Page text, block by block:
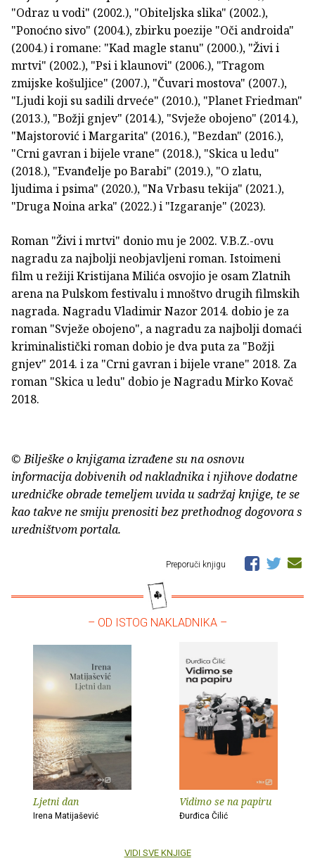
"Odraz u vodi" (2002.), "Obiteljska slika" (2002.),
"Ponoćno sivo" (2004.), zbirku poezije "Oči androida"
(2004.) i romane: "Kad magle stanu" (2000.), "Živi i
mrtvi" (2002.), "Psi i klaunovi" (2006.), "Tragom
zmijske košuljice" (2007.), "Čuvari mostova" (2007.),
"Ljudi koji su sadili drveće" (2010.), "Planet Friedman"
(2013.), "Božji gnjev" (2014.), "Svježe obojeno" (2014.),
"Majstorović i Margarita" (2016.), "Bezdan" (2016.),
"Crni gavran i bijele vrane" (2018.), "Skica u ledu"
(2018.), "Evanđelje po Barabi" (2019.), "O zlatu,
ljudima i psima" (2020.), "Na Vrbasu tekija" (2021.),
"Druga Noina arka" (2022.) i "Izgaranje" (2023).
Roman "Živi i mrtvi" donio mu je 2002. V.B.Z.-ovu
nagradu za najbolji neobjavljeni roman. Istoimeni
film u režiji Kristijana Milića osvojio je osam Zlatnih
arena na Pulskom festivalu i mnoštvo drugih filmskih
nagrada. Nagradu Vladimir Nazor 2014. dobio je za
roman "Svježe obojeno", a nagradu za najbolji domaći
kriminalistički roman dobio je dva puta za "Božji
gnjev" 2014. i za "Crni gavran i bijele vrane" 2018. Za
roman "Skica u ledu" dobio je Nagradu Mirko Kovač
2018.
© Bilješke o knjigama izrađene su na osnovu
informacija dobivenih od nakladnika i njihove dodatne
uredničke obrade temeljem uvida u sadržaj knjige, te se
kao takve ne smiju prenositi bez prethodnog dogovora s
uredništvom portala.
Preporuči knjigu
– OD ISTOG NAKLADNIKA –
Ljetni dan
Irena Matijašević
Vidimo se na papiru
Đurđica Čilić
VIDI SVE KNJIGE